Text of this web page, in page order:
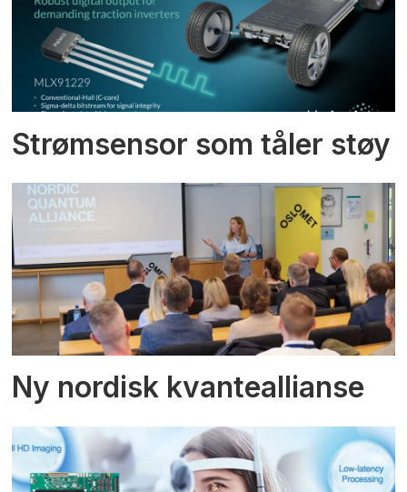
Strømsensor som tåler støy
Ny nordisk kvanteallianse